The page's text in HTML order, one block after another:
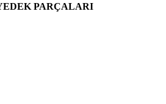
PARÇALARI